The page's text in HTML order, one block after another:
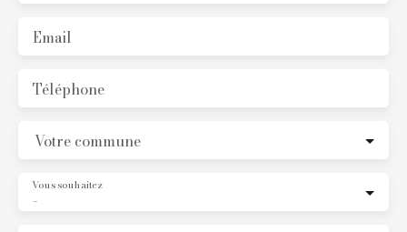
Email
Téléphone
Votre commune
-
Vous souhaitez